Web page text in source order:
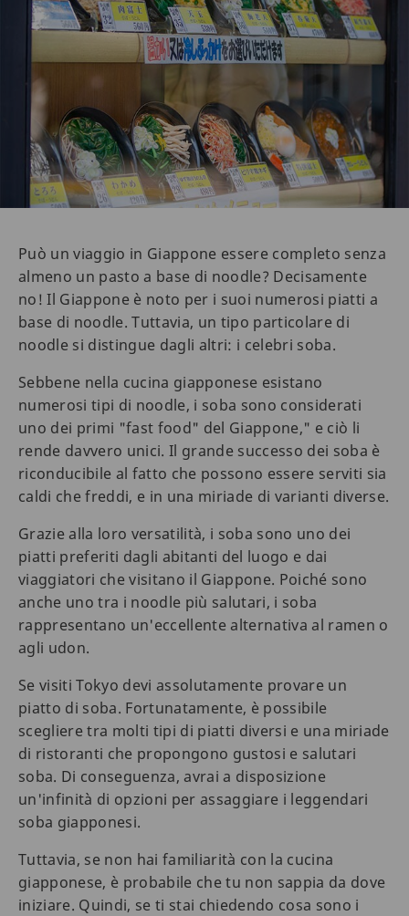
Può un viaggio in Giappone essere completo senza
almeno un pasto a base di noodle? Decisamente
no! Il Giappone è noto per i suoi numerosi piatti a
base di noodle. Tuttavia, un tipo particolare di
noodle si distingue dagli altri: i celebri soba.
Sebbene nella cucina giapponese esistano
numerosi tipi di noodle, i soba sono considerati
uno dei primi "fast food" del Giappone," e ciò li
rende davvero unici. Il grande successo dei soba è
riconducibile al fatto che possono essere serviti sia
caldi che freddi, e in una miriade di varianti diverse.
Grazie alla loro versatilità, i soba sono uno dei
piatti preferiti dagli abitanti del luogo e dai
viaggiatori che visitano il Giappone. Poiché sono
anche uno tra i noodle più salutari, i soba
rappresentano un'eccellente alternativa al ramen o
agli udon.
Se visiti Tokyo devi assolutamente provare un
piatto di soba. Fortunatamente, è possibile
scegliere tra molti tipi di piatti diversi e una miriade
di ristoranti che propongono gustosi e salutari
soba. Di conseguenza, avrai a disposizione
un'infinità di opzioni per assaggiare i leggendari
soba giapponesi.
Tuttavia, se non hai familiarità con la cucina
giapponese, è probabile che tu non sappia da dove
iniziare. Quindi, se ti stai chiedendo cosa sono i